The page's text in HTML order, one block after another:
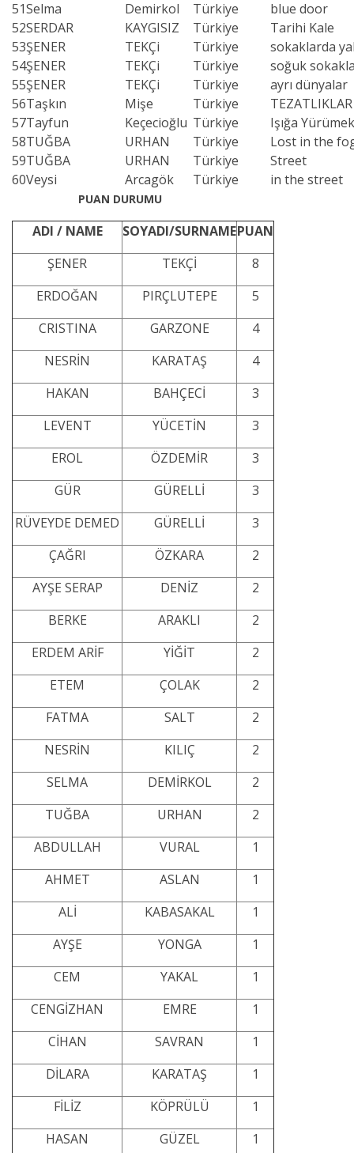
51Selma Demirkol Türkiye
blue door
52SERDAR KAYGISIZ Türkiye
Tarihi Kale
53ŞENER TEKÇi Türkiye
sokaklarda
54ŞENER TEKÇi Türkiye
soğuk
55ŞENER TEKÇi Türkiye
ayrı dünyalar
56Taşkın Mişe Türkiye
TEZATLIKLAR
57Tayfun Keçecioğlu Türkiye
Işığa Yürümek
58TUĞBA URHAN Türkiye
Lost in the
59TUĞBA URHAN Türkiye
Street
60Veysi Arcagök Türkiye in the street
PUAN DURUMU
ADI / NAME SOYADI/SURNAMEPUAN
ŞENER
TEKÇİ
8
ERDOĞAN
PIRÇLUTEPE
5
CRISTINA
GARZONE
4
NESRİN
KARATAŞ
4
HAKAN
BAHÇECİ
3
LEVENT
YÜCETİN
3
EROL
ÖZDEMİR
3
GÜR
GÜRELLİ
3
RÜVEYDE DEMED
GÜRELLİ
3
ÇAĞRI
ÖZKARA
2
AYŞE SERAP
DENİZ
2
BERKE
ARAKLI
2
ERDEM ARİF
YİĞİT
2
ETEM
ÇOLAK
2
FATMA
SALT
2
NESRİN
KILIÇ
2
SELMA
DEMİRKOL
2
TUĞBA
URHAN
2
ABDULLAH
VURAL
1
AHMET
ASLAN
1
ALİ
KABASAKAL
1
AYŞE
YONGA
1
CEM
YAKAL
1
CENGİZHAN
EMRE
1
CİHAN
SAVRAN
1
DİLARA
KARATAŞ
1
FİLİZ
KÖPRÜLÜ
1
HASAN
GÜZEL
1